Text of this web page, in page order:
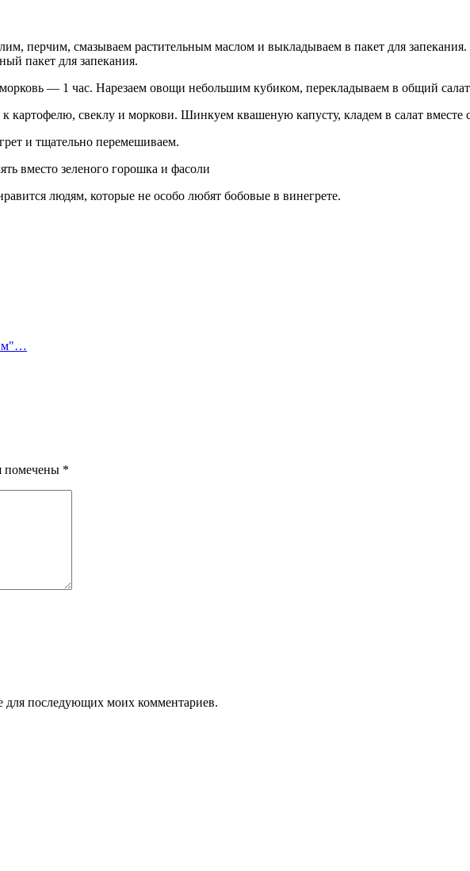
перчим, смазываем растительным маслом и выкладываем в пакет для
пакет для запекания.
морковь — 1 час. Нарезаем овощи небольшим кубиком, перекладываем в общий
картофелю, свеклу и моркови. Шинкуем квашеную капусту, кладем в салат вместе
и тщательно перемешиваем.
людям, которые не особо любят бобовые в винегрете.
помечены *
для последующих моих комментариев.